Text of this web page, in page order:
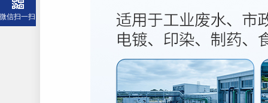
微信扫一扫